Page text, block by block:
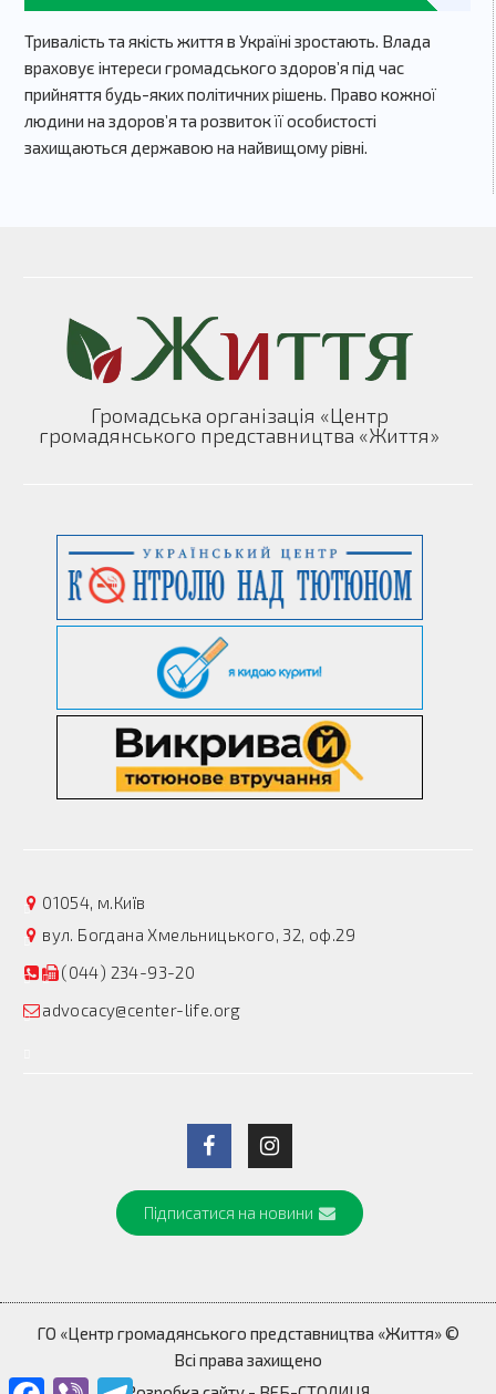
Тривалість та якість життя в Україні зростають. Влада
враховує інтереси громадського здоров’я під час
прийняття будь-яких політичних рішень. Право кожної
людини на здоров’я та розвиток її особистості
захищаються державою на найвищому рівні.
Громадська організація «Центр
громадянського представництва «Життя»
01054, м.Київ
вул. Богдана Хмельницького, 32, оф.29
(044) 234-93-20
advocacy@center-life.org
Підписатися на новини
ГО «Центр громадянського представництва «Життя» ©
Всі права захищено
Facebook
Viber Telegram